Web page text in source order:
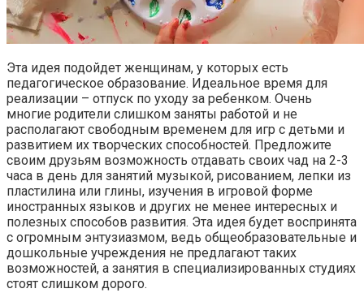
Эта идея подойдет женщинам, у которых есть
педагогическое образование. Идеальное время для
реализации – отпуск по уходу за ребенком. Очень
многие родители слишком заняты работой и не
располагают свободным временем для игр с детьми и
развитием их творческих способностей. Предложите
своим друзьям возможность отдавать своих чад на 2-3
часа в день для занятий музыкой, рисованием, лепки из
пластилина или глины, изучения в игровой форме
иностранных языков и других не менее интересных и
полезных способов развития. Эта идея будет воспринята
с огромным энтузиазмом, ведь общеобразовательные и
дошкольные учреждения не предлагают таких
возможностей, а занятия в специализированных студиях
стоят слишком дорого.